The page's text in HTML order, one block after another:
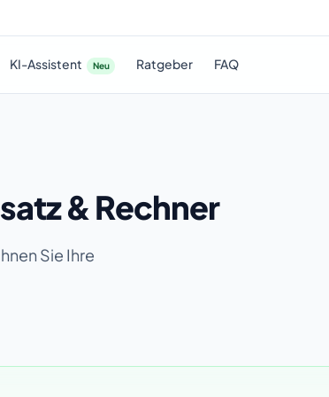
KI-Assistent Neu Ratgeber FAQ
& Rechner
Sie Ihre